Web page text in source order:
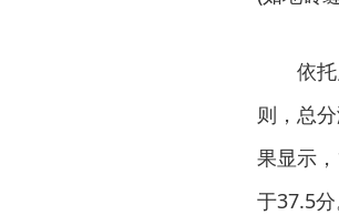
依托
则，总
果显示
于37.5